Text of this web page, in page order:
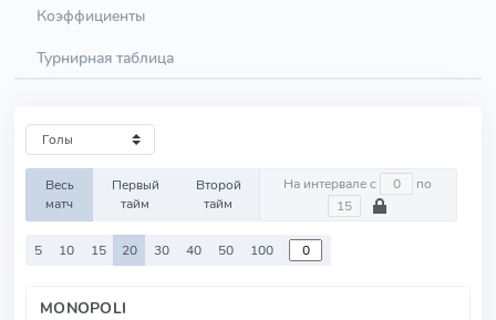
Коэффициенты
Турнирная таблица
Весь
матч
Первый
тайм
Второй
тайм
На интервале с по
5 10 15 20 30 40 50 100
MONOPOLI